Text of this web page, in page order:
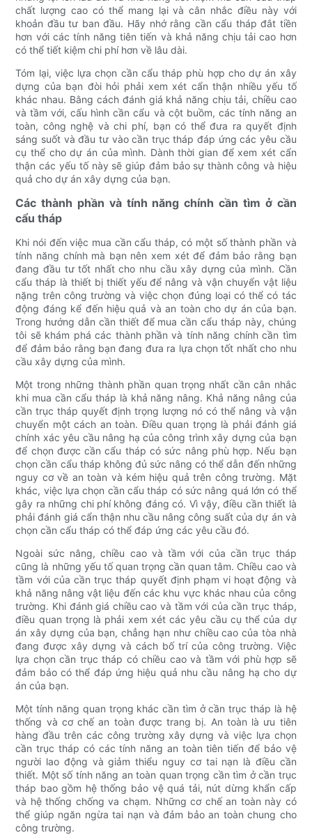
chất lượng cao có thể mang lại và cân nhắc điều này với
khoản đầu tư ban đầu. Hãy nhớ rằng cần cẩu tháp đắt tiền
hơn với các tính năng tiên tiến và khả năng chịu tải cao hơn
có thể tiết kiệm chi phí hơn về lâu dài.
Tóm lại, việc lựa chọn cần cẩu tháp phù hợp cho dự án xây
dựng của bạn đòi hỏi phải xem xét cẩn thận nhiều yếu tố
khác nhau. Bằng cách đánh giá khả năng chịu tải, chiều cao
và tầm với, cấu hình cần cẩu và cột buồm, các tính năng an
toàn, công nghệ và chi phí, bạn có thể đưa ra quyết định
sáng suốt và đầu tư vào cần trục tháp đáp ứng các yêu cầu
cụ thể cho dự án của mình. Dành thời gian để xem xét cẩn
thận các yếu tố này sẽ giúp đảm bảo sự thành công và hiệu
quả cho dự án xây dựng của bạn.
Các thành phần và tính năng chính cần tìm ở cần
cẩu tháp
Khi nói đến việc mua cần cẩu tháp, có một số thành phần và
tính năng chính mà bạn nên xem xét để đảm bảo rằng bạn
đang đầu tư tốt nhất cho nhu cầu xây dựng của mình. Cần
cẩu tháp là thiết bị thiết yếu để nâng và vận chuyển vật liệu
nặng trên công trường và việc chọn đúng loại có thể có tác
động đáng kể đến hiệu quả và an toàn cho dự án của bạn.
Trong hướng dẫn cần thiết để mua cần cẩu tháp này, chúng
tôi sẽ khám phá các thành phần và tính năng chính cần tìm
để đảm bảo rằng bạn đang đưa ra lựa chọn tốt nhất cho nhu
cầu xây dựng của mình.
Một trong những thành phần quan trọng nhất cần cân nhắc
khi mua cần cẩu tháp là khả năng nâng. Khả năng nâng của
cần trục tháp quyết định trọng lượng nó có thể nâng và vận
chuyển một cách an toàn. Điều quan trọng là phải đánh giá
chính xác yêu cầu nâng hạ của công trình xây dựng của bạn
để chọn được cần cẩu tháp có sức nâng phù hợp. Nếu bạn
chọn cần cẩu tháp không đủ sức nâng có thể dẫn đến những
nguy cơ về an toàn và kém hiệu quả trên công trường. Mặt
khác, việc lựa chọn cần cẩu tháp có sức nâng quá lớn có thể
gây ra những chi phí không đáng có. Vì vậy, điều cần thiết là
phải đánh giá cẩn thận nhu cầu nâng công suất của dự án và
chọn cần cẩu tháp có thể đáp ứng các yêu cầu đó.
Ngoài sức nâng, chiều cao và tầm với của cần trục tháp
cũng là những yếu tố quan trọng cần quan tâm. Chiều cao và
tầm với của cần trục tháp quyết định phạm vi hoạt động và
khả năng nâng vật liệu đến các khu vực khác nhau của công
trường. Khi đánh giá chiều cao và tầm với của cần trục tháp,
điều quan trọng là phải xem xét các yêu cầu cụ thể của dự
án xây dựng của bạn, chẳng hạn như chiều cao của tòa nhà
đang được xây dựng và cách bố trí của công trường. Việc
lựa chọn cần trục tháp có chiều cao và tầm với phù hợp sẽ
đảm bảo có thể đáp ứng hiệu quả nhu cầu nâng hạ cho dự
án của bạn.
Một tính năng quan trọng khác cần tìm ở cần trục tháp là hệ
thống và cơ chế an toàn được trang bị. An toàn là ưu tiên
hàng đầu trên các công trường xây dựng và việc lựa chọn
cần trục tháp có các tính năng an toàn tiên tiến để bảo vệ
người lao động và giảm thiểu nguy cơ tai nạn là điều cần
thiết. Một số tính năng an toàn quan trọng cần tìm ở cần trục
tháp bao gồm hệ thống bảo vệ quá tải, nút dừng khẩn cấp
và hệ thống chống va chạm. Những cơ chế an toàn này có
thể giúp ngăn ngừa tai nạn và đảm bảo an toàn chung cho
công trường.